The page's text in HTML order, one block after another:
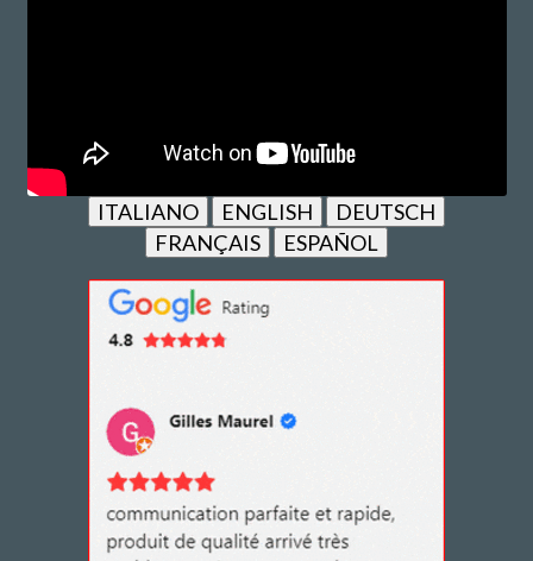
ITALIANO ENGLISH
DEUTSCH
FRANÇAIS
ESPAÑOL